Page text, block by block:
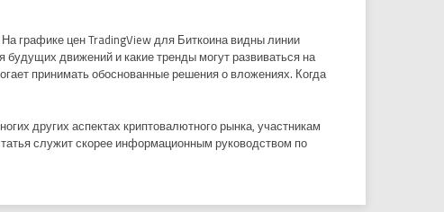
графике цен TradingView для Биткоина видны линии
движений и какие тренды могут развиваться на
принимать обоснованные решения о вложениях. Когда
других аспектах криптовалютного рынка, участникам
служит скорее информационным руководством по